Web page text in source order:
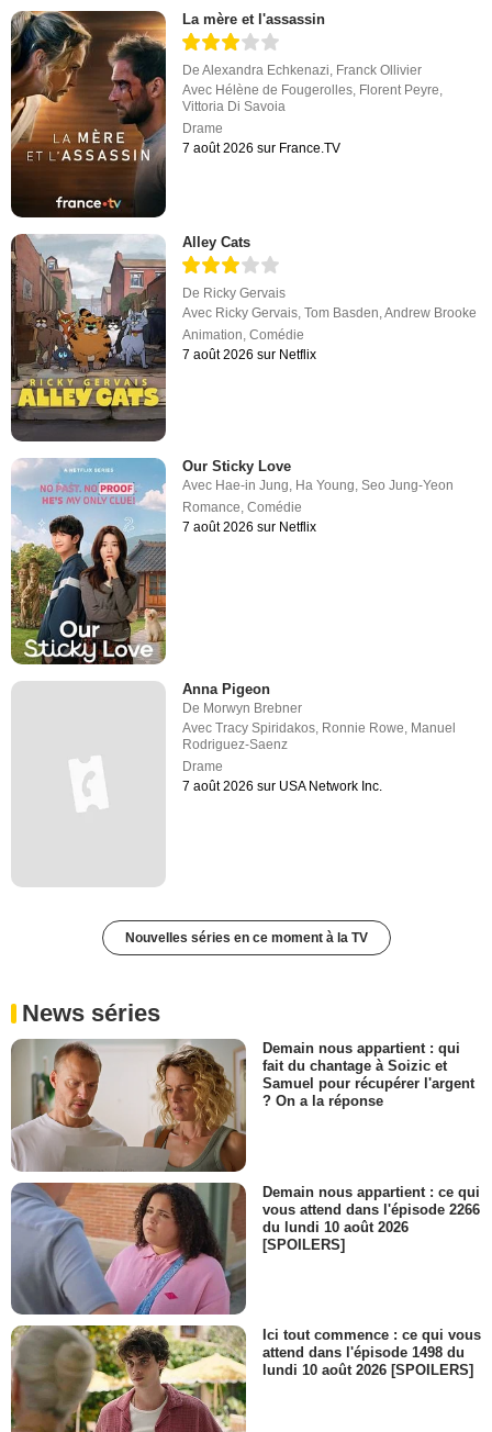
La mère et l'assassin
DeAlexandra Echkenazi, Franck Ollivier
Avec Hélène de Fougerolles, Florent Peyre,
Vittoria Di Savoia
Drame
7 août 2026 sur France.TV
Alley Cats
De Ricky Gervais
Avec Ricky Gervais,Tom Basden,Andrew Brooke
Animation,Comédie
7 août 2026 sur Netflix
Our Sticky Love
Avec Hae-in Jung Ha Young ,Seo Jung-Yeon
Romance ,Comédie
7 août 2026 sur Netflix
Anna Pigeon
De Morwyn Brebner
AvecTracy Spiridakos, Ronnie Rowe, Manuel
Rodriguez-Saenz
Drame
7 août 2026 sur USA Network Inc.
Nouvelles séries en ce moment à la TV
News séries
Demain nous appartient : qui
fait du chantage à Soizic et
Samuel pour récupérer l'argent
? On a la réponse
Demain nous appartient : ce qui
vous attend dans l'épisode 2266
du lundi 10 août 2026
[SPOILERS]
Ici tout commence : ce qui vous
attend dans l'épisode 1498 du
lundi 10 août 2026 [SPOILERS]